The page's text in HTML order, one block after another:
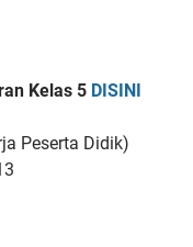
Kelas 5 DISINI
Peserta Didik)